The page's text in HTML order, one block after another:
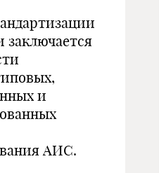
и
АИС.